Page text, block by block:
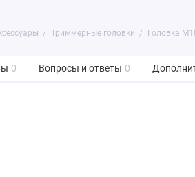
Триммерные головки Головка
0 Вопросы и ответы 0